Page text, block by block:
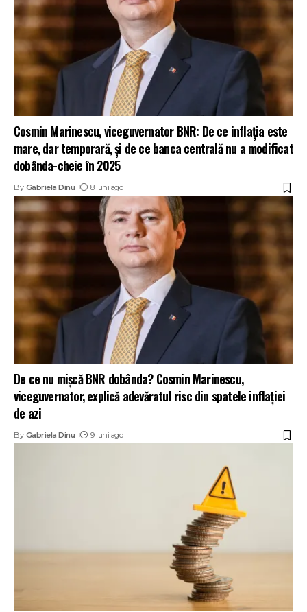
Cosmin Marinescu, viceguvernator BNR: De ce inflația este
mare, dar temporară, și de ce banca centrală nu a modificat
dobânda-cheie în 2025
By Gabriela Dinu 8 luni ago
De ce nu mișcă BNR dobânda? Cosmin Marinescu,
viceguvernator, explică adevăratul risc din spatele inflației
de azi
By Gabriela Dinu 9 luni ago